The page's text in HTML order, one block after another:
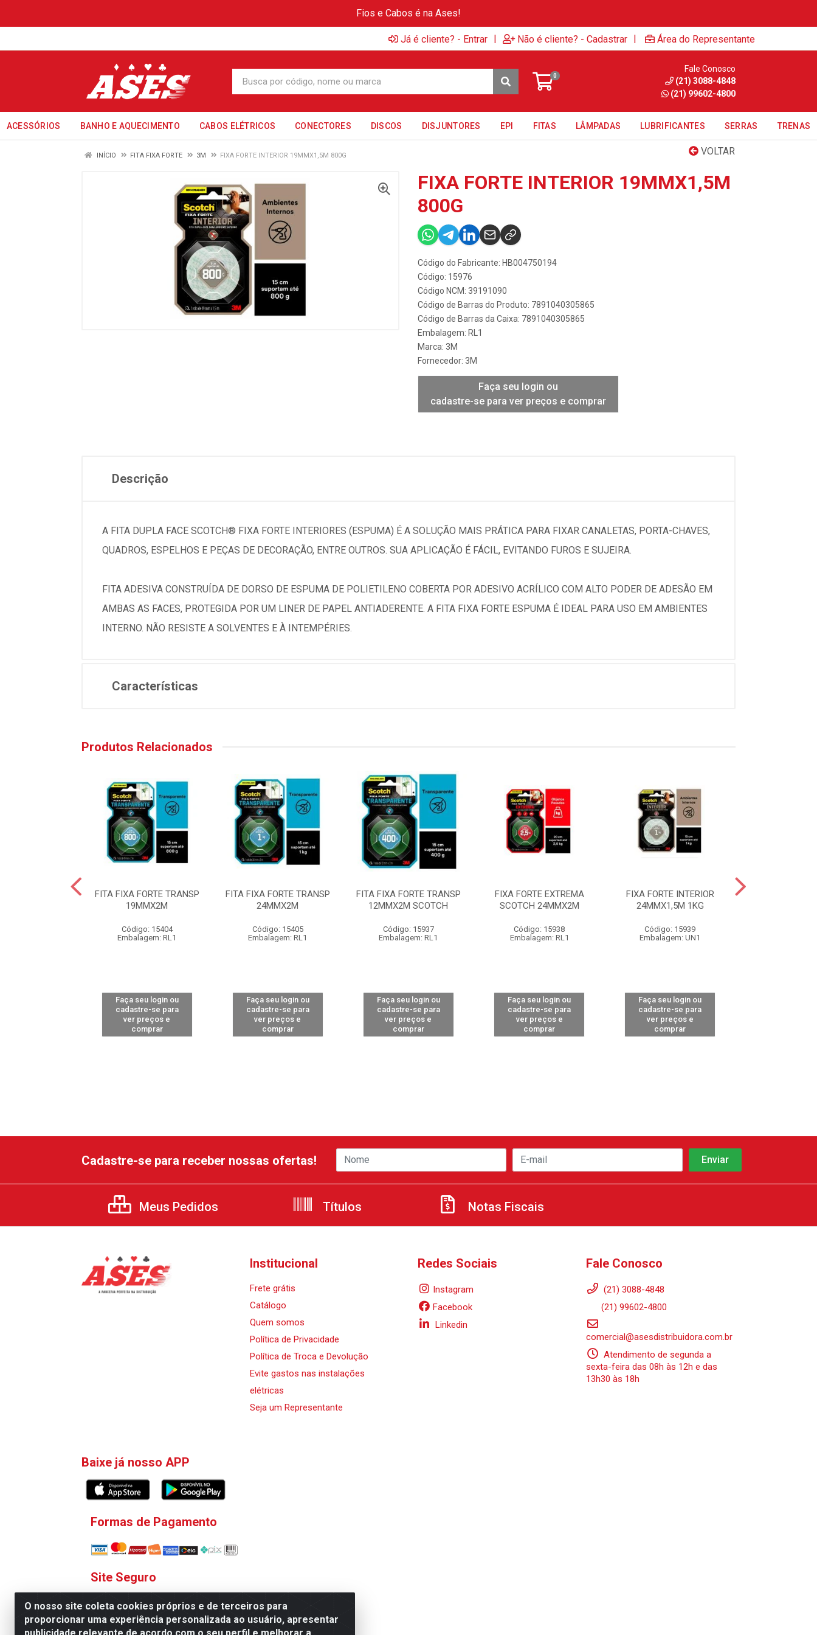
Fios e Cabos é na Ases!
Já é cliente? - Entrar | Não é cliente? - Cadastrar | Área do Representante
0
Fale Conosco
(21) 3088-4848
(21) 99602-4800
ACESSÓRIOS BANHO E AQUECIMENTO CABOS ELÉTRICOS CONECTORES DISCOS DISJUNTORES EPI FITAS LÂMPADAS LUBRIFICANTES SERRAS TRENAS
VOLTAR
INÍCIO FITA FIXA FORTE 3M FIXA FORTE INTERIOR 19MMX1,5M 800G
FIXA FORTE INTERIOR 19MMX1,5M
800G
Código do Fabricante: HB004750194
Código: 15976
Código NCM: 39191090
Código de Barras do Produto: 7891040305865
Código de Barras da Caixa: 7891040305865
Embalagem: RL1
Marca: 3M
Fornecedor: 3M
Faça seu login ou
cadastre-se para ver preços e comprar
Descrição
A FITA DUPLA FACE SCOTCH® FIXA FORTE INTERIORES (ESPUMA) É A SOLUÇÃO MAIS PRÁTICA PARA FIXAR CANALETAS, PORTA-CHAVES,
QUADROS, ESPELHOS E PEÇAS DE DECORAÇÃO, ENTRE OUTROS. SUA APLICAÇÃO É FÁCIL, EVITANDO FUROS E SUJEIRA.
FITA ADESIVA CONSTRUÍDA DE DORSO DE ESPUMA DE POLIETILENO COBERTA POR ADESIVO ACRÍLICO COM ALTO PODER DE ADESÃO EM
AMBAS AS FACES, PROTEGIDA POR UM LINER DE PAPEL ANTIADERENTE. A FITA FIXA FORTE ESPUMA É IDEAL PARA USO EM AMBIENTES
INTERNO. NÃO RESISTE A SOLVENTES E À INTEMPÉRIES.
Características
Produtos Relacionados
FITA FIXA FORTE TRANSP
19MMX2M
Código: 15404
Embalagem: RL1
Faça seu login ou
cadastre-se para
ver preços e
comprar
FITA FIXA FORTE TRANSP
24MMX2M
Código: 15405
Embalagem: RL1
Faça seu login ou
cadastre-se para
ver preços e
comprar
FITA FIXA FORTE TRANSP
12MMX2M SCOTCH
Código: 15937
Embalagem: RL1
Faça seu login ou
cadastre-se para
ver preços e
comprar
FIXA FORTE EXTREMA
SCOTCH 24MMX2M
Código: 15938
Embalagem: RL1
Faça seu login ou
cadastre-se para
ver preços e
comprar
FIXA FORTE INTERIOR
24MMX1,5M 1KG
Código: 15939
Embalagem: UN1
Faça seu login ou
cadastre-se para
ver preços e
comprar
O nosso site coleta cookies próprios e de terceiros para
proporcionar uma experiência personalizada ao usuário, apresentar
Cadastre-se para receber nossas ofertas!
Meus Pedidos Títulos Notas Fiscais
Institucional
Frete grátis
Catálogo
Quem somos
Política de Privacidade
Política de Troca e Devolução
Evite gastos nas instalações
elétricas
Seja um Representante
Redes Sociais
Instagram
Facebook
Linkedin
Fale Conosco
(21) 3088-4848
(21) 99602-4800
comercial@asesdistribuidora.com.br
Atendimento de segunda a
sexta-feira das 08h às 12h e das
13h30 às 18h
Baixe já nosso APP
Formas de Pagamento
Site Seguro